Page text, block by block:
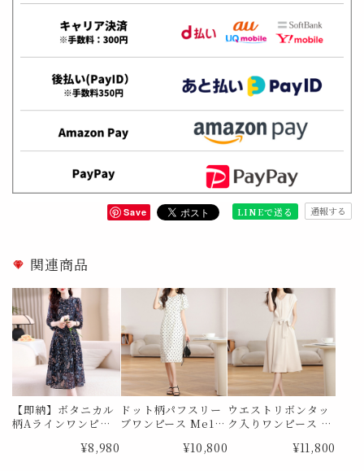
Save LINEで送る 通報する
関連商品
【即納】ボタニカル
柄Aラインワンピー
¥8,980
ドット柄パフスリー
ブワンピース Me18
¥10,800
ウエストリボンタッ
ク入りワンピース M
¥11,800